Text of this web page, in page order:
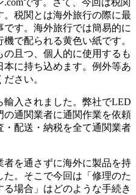
税関とは海外旅行の際に最
す。海外旅行では簡易的に
で配られる黄色い紙です。
の且つ、個人的に使用するも
に持ち込めます。例外等あ
さい。
入されました。弊社でLED
の通関業者に通関作業を依頼
・配送・納税を全て通関業者
を通さずに海外に製品を持
。そこで今回は「修理のた
場合」はどのような手続き